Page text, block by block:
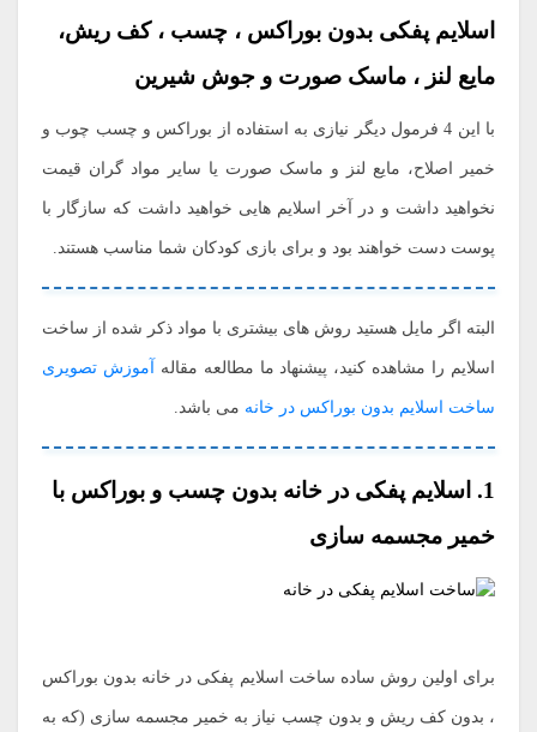
اسلایم پفکی بدون بوراکس ، چسب ، کف ریش،
مایع لنز ، ماسک صورت و جوش شیرین
با این 4 فرمول دیگر نیازی به استفاده از بوراکس و چسب چوب و
خمیر اصلاح، مایع لنز و ماسک صورت یا سایر مواد گران قیمت
نخواهید داشت و در آخر اسلایم هایی خواهید داشت که سازگار با
پوست دست خواهند بود و برای بازی کودکان شما مناسب هستند.
البته اگر مایل هستید روش های بیشتری با مواد ذکر شده از ساخت
اسلایم را مشاهده کنید، پیشنهاد ما مطالعه مقاله آموزش تصویری
ساخت اسلایم‌‌ بدون بوراکس در خانه می باشد.
1. اسلایم پفکی در خانه بدون چسب و بوراکس با
خمیر مجسمه سازی
برای اولین روش ساده ساخت اسلایم پفکی در خانه بدون بوراکس
، بدون کف ریش و بدون چسب نیاز به خمیر مجسمه سازی (که به